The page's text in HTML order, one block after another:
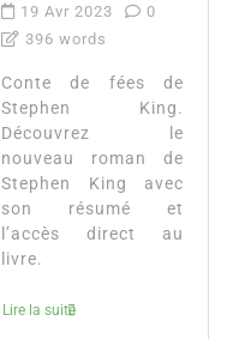
19 Avr 2023
0
396 words
Conte de fées de
Stephen King.
Découvrez le
nouveau roman de
Stephen King avec
son résumé et
l’accès direct au
livre.
Lire la suite